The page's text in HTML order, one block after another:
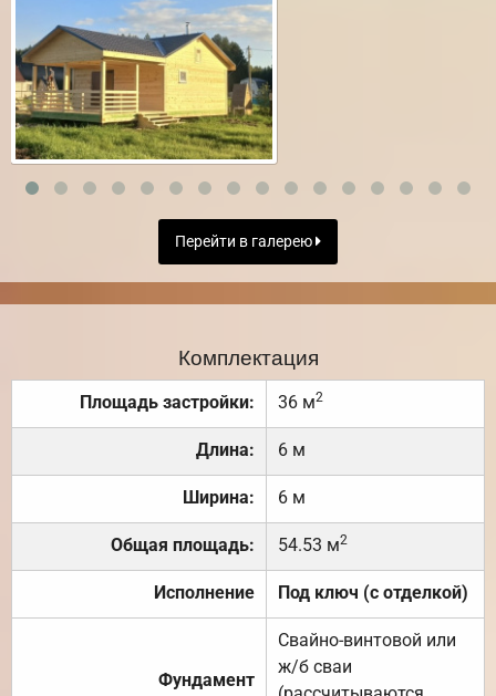
Перейти в галерею
Комплектация
Площадь застройки: 36 м2
Длина: 6 м
Ширина: 6 м
Общая площадь: 54.53 м2
Исполнение Под ключ (с отделкой)
Фундамент
Свайно-винтовой или
ж/б сваи